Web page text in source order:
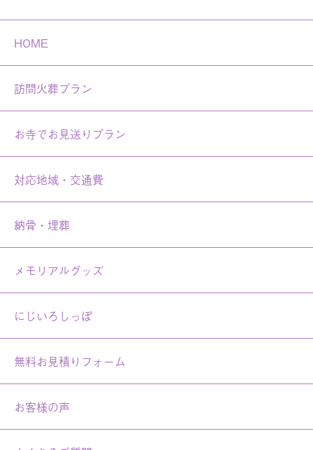
HOME
訪問火葬プラン
お寺でお見送りプラン
対応地域・交通費
納骨・埋葬
メモリアルグッズ
にじいろしっぽ
無料お見積りフォーム
お客様の声